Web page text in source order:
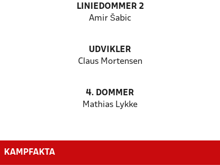
LINIEDOMMER 2
Amir Šabic
UDVIKLER
Claus Mortensen
4. DOMMER
Mathias Lykke
KAMPFAKTA